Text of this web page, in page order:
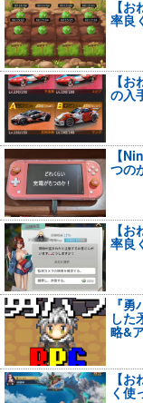
【
率良
【
の入
【
つの
【
率良
『
した
略&
【
く使